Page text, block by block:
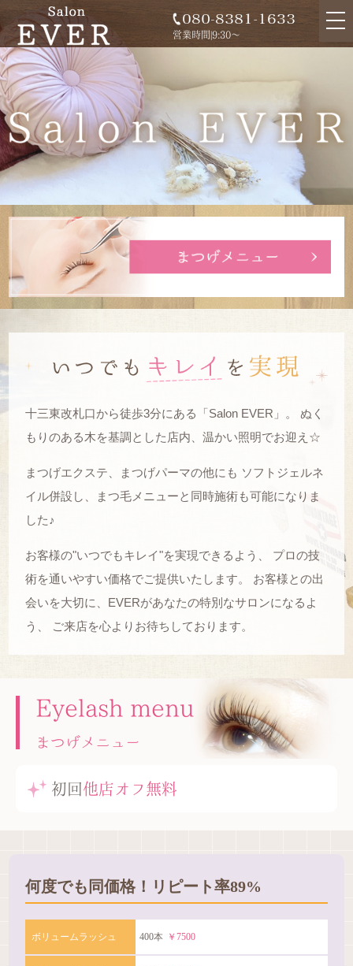
営業時間|9:30～
十三東改札口から徒歩3分にある「Salon EVER」。
ぬく
もりのある木を基調とした店内、温かい照明でお迎え☆
まつげエクステ、まつげパーマの他にも ソフトジェルネ
イル併設し、まつ毛メニューと同時施術も可能になりま
した♪
お客様の"いつでもキレイ"を実現できるよう、
プロの技
術を通いやすい価格でご提供いたします。
お客様との出
会いを大切に、EVERがあなたの特別なサロンになるよ
う、
ご来店を心よりお待ちしております。
Eyelash menu
まつげメニュー
初回他店オフ無料
何度でも同価格！リピート率89%
ボリュームラッシュ 400本 ￥7500